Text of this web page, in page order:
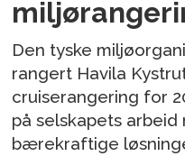
Den tyske
rangert Havila
cruiserangering for
på selskapets
bærekraftige